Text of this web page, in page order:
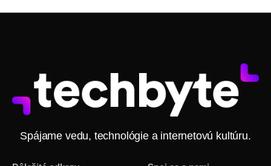
Spájame vedu, technológie a internetovú kultúru.